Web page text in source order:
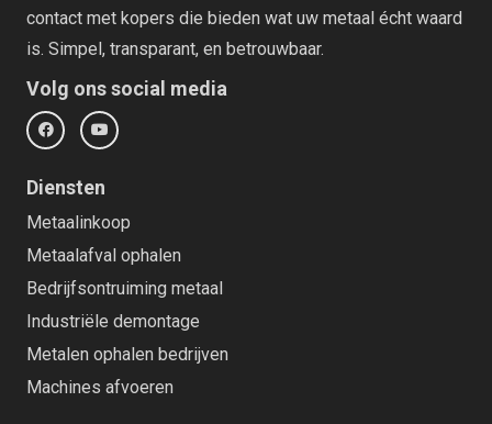
contact met kopers die bieden wat uw metaal écht waard
is. Simpel, transparant, en betrouwbaar.
Volg ons social media
Diensten
Metaalinkoop
Metaalafval ophalen
Bedrijfsontruiming metaal
Industriële demontage
Metalen ophalen bedrijven
Machines afvoeren